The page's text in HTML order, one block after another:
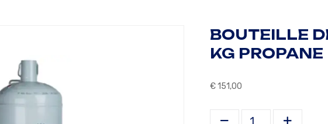
BOUTEILLE
KG PROPANE
€151,00
Bouteille de gaz